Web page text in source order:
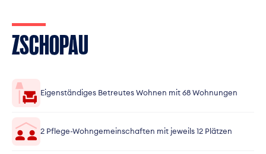
ZSCHOPAU
Eigenständiges Betreutes Wohnen mit 68 Wohnungen
2 Pflege-Wohngemeinschaften mit jeweils 12 Plätzen